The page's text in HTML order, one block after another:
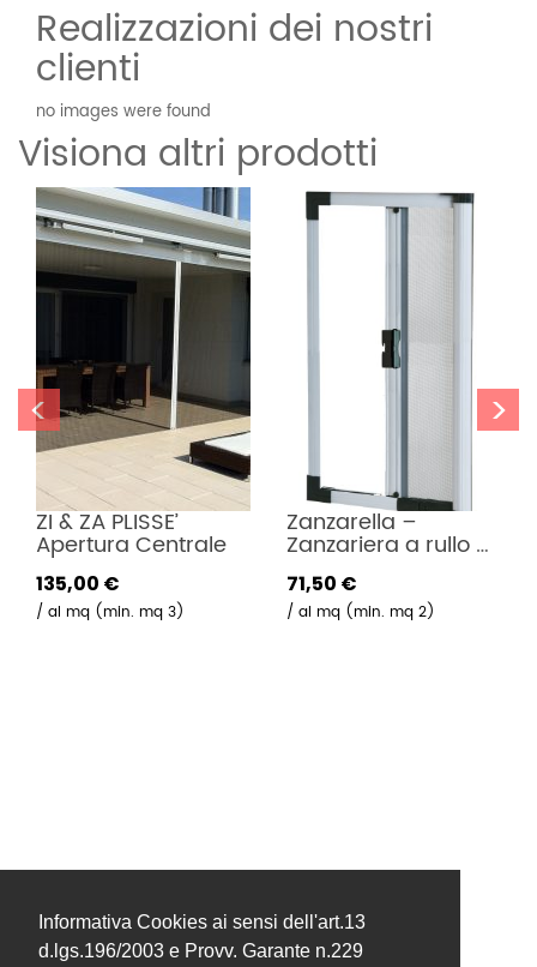
Informativa Cookies ai sensi dell'art.13
d.lgs.196/2003 e Provv. Garante n.229
Realizzazioni dei nostri
clienti
no images were found
Visiona altri prodotti
<
ZI & ZA PLISSE’
Apertura Centrale
135,00 €
al mq (min. mq 3)
Zanzarella –
Zanzariera a rullo
per Porta Finestra
71,50 €
al mq (min. mq 2)
>